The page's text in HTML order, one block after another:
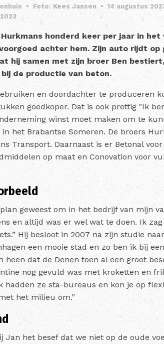
• Foto: Kees Jansen • 14 augustus
honderd keer per jaar in
achter hem. Zijn auto rijdt op
hij samen met zijn broer Ben
de productie van beton.
en doordachter te produceren
goedkoper. Dat is ook prettig "Ik
winst moet maken om te
het Brabantse Someren. De broers
Transport. Daarnaast is er Betonal
op maat en Conovation voor
geweest om in het bedrijf van mijn
en altijd was er wel wat te doen. Ik
Hij besloot in 2007 na zijn studie
een mooie stad en zo ben ik bij
heen dat de Denen toen al een groot
nog gevuld was met kroketten en
hadden ze sta-bureaus en kon je op
het milieu om.”
Jan het besef dat we niet op de oude